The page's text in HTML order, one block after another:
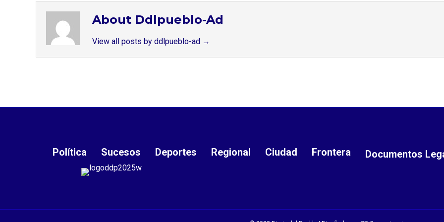
About Ddlpueblo-Ad
View all posts by ddlpueblo-ad →
Política Sucesos Deportes Regional Ciudad Frontera Documentos